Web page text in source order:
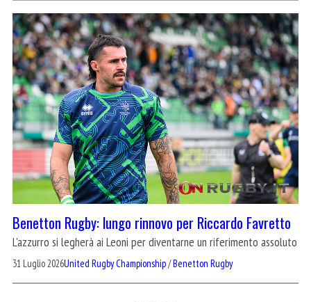
Benetton Rugby: lungo rinnovo per Riccardo Favretto
L'azzurro si legherà ai Leoni per diventarne un riferimento assoluto
31 Luglio 2026United Rugby Championship/Benetton Rugby